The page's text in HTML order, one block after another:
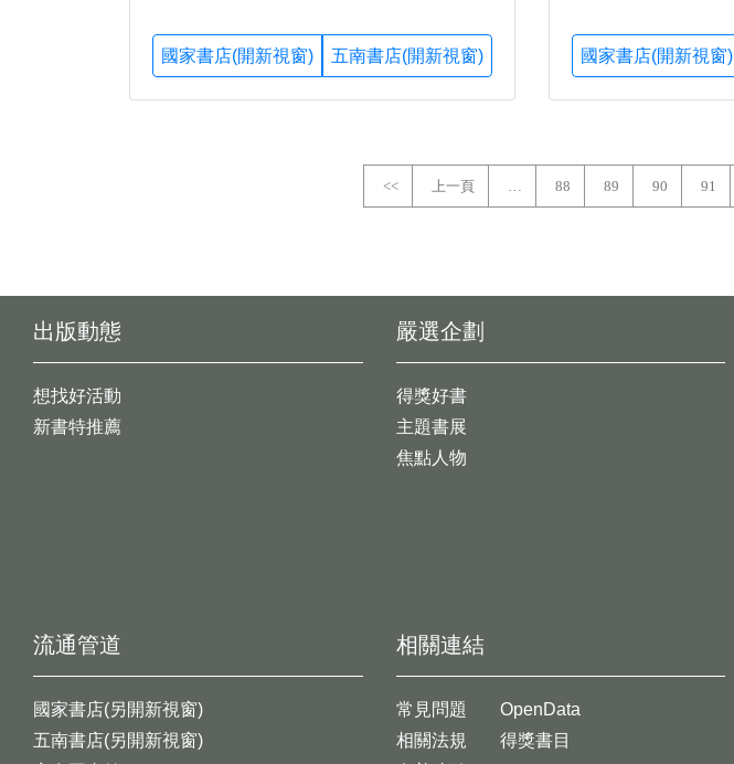
國家書店(開新視窗) 五南書店(開新視窗) 國家書店(開新視窗)
<< 上一頁 88 89 90 91
出版動態
想找好活動
新書特推薦
嚴選企劃
得獎好書
主題書展
焦點人物
流通管道
國家書店(另開新視窗)
五南書店(另開新視窗)
相關連結
常見問題
相關法規
OpenData
得獎書目